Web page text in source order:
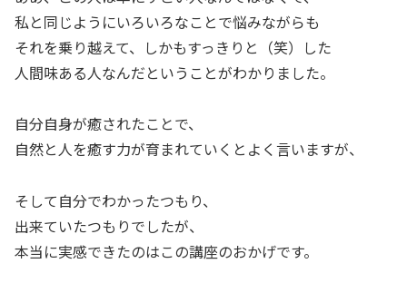
私と同じようにいろいろなことで悩みながらも
それを乗り越えて、しかもすっきりと（笑）した
人間味ある人なんだということがわかりました。
自分自身が癒されたことで、
自然と人を癒す力が育まれていくとよく言いますが、
そして自分でわかったつもり、
出来ていたつもりでしたが、
本当に実感できたのはこの講座のおかげです。